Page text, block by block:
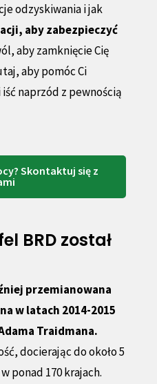
odzyskiwania i jak
aby zabezpieczyć
aby zamknięcie Cię
aby pomóc Ci
naprzód z pewnością
Skontaktuj się z
BRD został
przemianowana
w latach 2014-2015
Traidmana.
docierając do około 5
ponad 170 krajach.